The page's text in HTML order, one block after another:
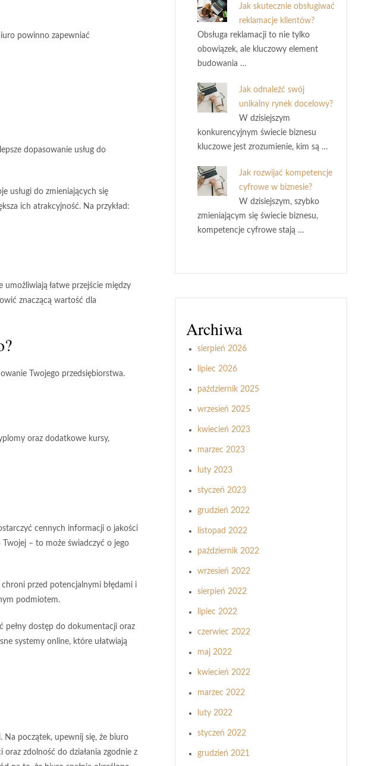
powinno zapewniać
dopasowanie usług do
usługi do zmieniających się
ich atrakcyjność. Na przykład:
łatwe przejście między
znaczącą wartość dla
Twojego przedsiębiorstwa.
oraz dodatkowe kursy,
cennych informacji o jakości
– to może świadczyć o jego
przed potencjalnymi błędami i
podmiotem.
pełny dostęp do dokumentacji oraz
systemy online, które ułatwiają
początek, upewnij się, że biuro
oraz zdolność do działania zgodnie z
Jak skutecznie obsługiwać
reklamacje klientów?
Obsługa reklamacji to nie tylko
obowiązek, ale kluczowy element
budowania …
Jak odnaleźć swój
unikalny rynek docelowy?
W dzisiejszym
konkurencyjnym świecie biznesu
kluczowe jest zrozumienie, kim są …
Jak rozwijać kompetencje
cyfrowe w biznesie?
W dzisiejszym, szybko
zmieniającym się świecie biznesu,
kompetencje cyfrowe stają …
Archiwa
sierpień 2026
lipiec 2026
październik 2025
wrzesień 2025
kwiecień 2023
marzec 2023
luty 2023
styczeń 2023
grudzień 2022
listopad 2022
październik 2022
wrzesień 2022
sierpień 2022
lipiec 2022
czerwiec 2022
maj 2022
kwiecień 2022
marzec 2022
luty 2022
styczeń 2022
grudzień 2021